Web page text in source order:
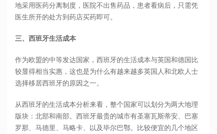
地采用医药分离制度，医院不出售药品，患者看病后，只需凭
医生所开的处方到药店买药即可。
三、西班牙生活成本
作为欧盟的中等发达国家，西班牙的生活成本与英国和德国比
较显得相当实惠，这也是为什么有越来越多英国人和北欧人士
选择移居西班牙的原因之一。
从西班牙的生活成本分析来看，整个国家可以划分为两大地理
版块：北部和南部。西班牙最贵的城市有圣塞瓦斯蒂安、巴塞
罗那、马德里、马略卡、以及毕尔巴鄂。比较便宜的几个地区